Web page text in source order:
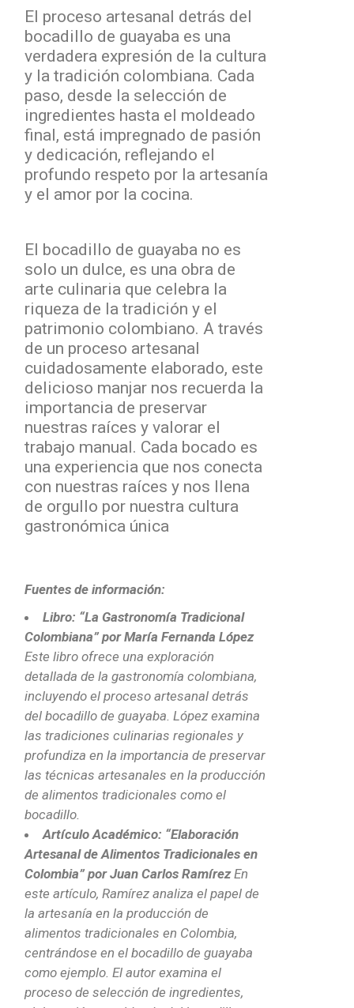
El proceso artesanal detrás del
bocadillo de guayaba es una
verdadera expresión de la cultura
y la tradición colombiana. Cada
paso, desde la selección de
ingredientes hasta el moldeado
final, está impregnado de pasión
y dedicación, reflejando el
profundo respeto por la artesanía
y el amor por la cocina.
El bocadillo de guayaba no es
solo un dulce, es una obra de
arte culinaria que celebra la
riqueza de la tradición y el
patrimonio colombiano. A través
de un proceso artesanal
cuidadosamente elaborado, este
delicioso manjar nos recuerda la
importancia de preservar
nuestras raíces y valorar el
trabajo manual. Cada bocado es
una experiencia que nos conecta
con nuestras raíces y nos llena
de orgullo por nuestra cultura
gastronómica única
Fuentes de información:
Libro: “La Gastronomía Tradicional
Colombiana” por María Fernanda López
Este libro ofrece una exploración
detallada de la gastronomía colombiana,
incluyendo el proceso artesanal detrás
del bocadillo de guayaba. López examina
las tradiciones culinarias regionales y
profundiza en la importancia de preservar
las técnicas artesanales en la producción
de alimentos tradicionales como el
bocadillo.
Artículo Académico: “Elaboración
Artesanal de Alimentos Tradicionales en
Colombia” por Juan Carlos RamírezEn
este artículo, Ramírez analiza el papel de
la artesanía en la producción de
alimentos tradicionales en Colombia,
centrándose en el bocadillo de guayaba
como ejemplo. El autor examina el
proceso de selección de ingredientes,